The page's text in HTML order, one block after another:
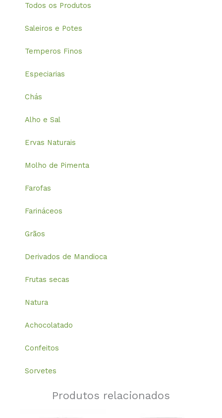
Todos os Produtos
Saleiros e Potes
Temperos Finos
Especiarias
Chás
Alho e Sal
Ervas Naturais
Molho de Pimenta
Farofas
Farináceos
Grãos
Derivados de Mandioca
Frutas secas
Natura
Achocolatado
Confeitos
Sorvetes
Produtos relacionados